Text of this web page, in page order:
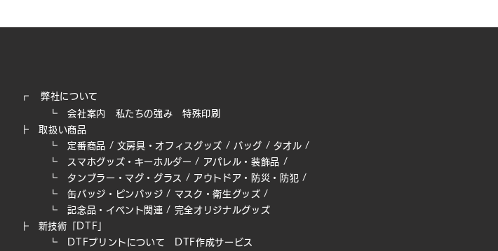
┏ 弊社について
┗会社案内 私たちの強み​
特殊印刷
┣
取扱い商品
┗定番商品 / 文房具・オフィスグッズ / バッグ / タオル /
┗
スマホグッズ・キーホルダー / アパレル・装飾品 /
┗タンブラー・マグ・グラス / アウトドア・防災・防犯 /
┗缶バッジ・ピンバッジ / マスク・衛生グッズ /
┗記念品・イベント関連 / 完全オリジナルグッズ
┣
新技術「DTF」
┗ DTFプリントについて
DTF作成サービス